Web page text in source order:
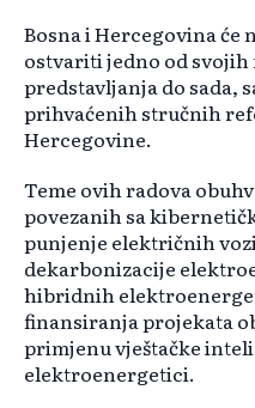
Bosna i Hercegovina će
ostvariti jedno od
predstavljanja do sada,
prihvaćenih stručnih
Hercegovine.
Teme ovih radova
povezanih sa
punjenje električnih
dekarbonizacije
hibridnih
finansiranja projekata
primjenu vještačke
elektroenergetici.